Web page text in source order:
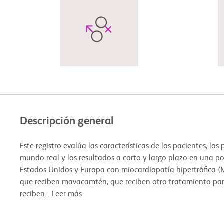
Descripción general
Este registro evalúa las características de los pacientes,
mundo real y los resultados a corto y largo plazo en una
Estados Unidos y Europa con miocardiopatía hipertrófica
que reciben mavacamtén, que reciben otro tratamiento
reciben... Leer más